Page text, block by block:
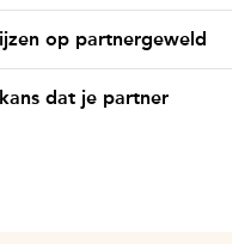
op partnergeweld
dat je partner